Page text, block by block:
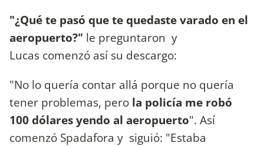
"¿Qué te pasó que te quedaste varado en el
aeropuerto?" le preguntaron y
Lucas comenzó así su descargo:
"No lo quería contar allá porque no quería
tener problemas, pero la policía me robó
100 dólares yendo al aeropuerto". Así
comenzó Spadafora y siguió: "Estaba